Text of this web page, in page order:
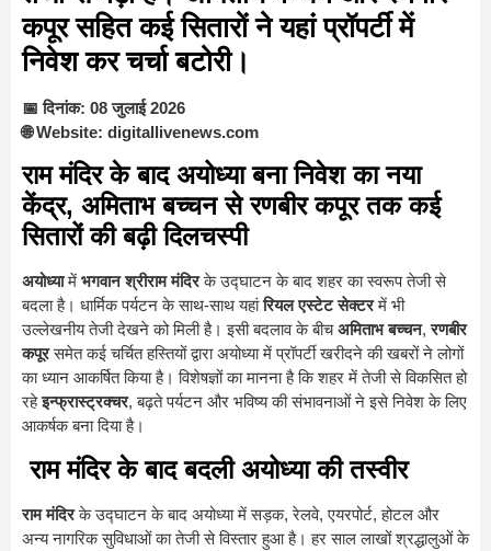
कपूर सहित कई सितारों ने यहां प्रॉपर्टी में
निवेश कर चर्चा बटोरी।
📅 दिनांक: 08 जुलाई 2026
🌐 Website: digitallivenews.com
राम मंदिर के बाद अयोध्या बना निवेश का नया
केंद्र, अमिताभ बच्चन से रणबीर कपूर तक कई
सितारों की बढ़ी दिलचस्पी
अयोध्यामें भगवान श्रीराम मंदिरके उद्घाटन के बाद शहर का स्वरूप तेजी से
बदला है। धार्मिक पर्यटन के साथ-साथ यहांरियल एस्टेट सेक्टरमें भी
उल्लेखनीय तेजी देखने को मिली है। इसी बदलाव के बीचअमिताभ बच्चन,रणबीर
कपूरसमेत कई चर्चित हस्तियों द्वारा अयोध्या में प्रॉपर्टी खरीदने की खबरों ने लोगों
का ध्यान आकर्षित किया है। विशेषज्ञों का मानना है कि शहर में तेजी से विकसित हो
रहेइन्फ्रास्ट्रक्चर, बढ़ते पर्यटन और भविष्य की संभावनाओं ने इसे निवेश के लिए
आकर्षक बना दिया है।
राम मंदिर के बाद बदली अयोध्या की तस्वीर
राम मंदिरके उद्घाटन के बाद अयोध्या में सड़क, रेलवे, एयरपोर्ट, होटल और
अन्य नागरिक सुविधाओं का तेजी से विस्तार हुआ है। हर साल लाखों श्रद्धालुओं के